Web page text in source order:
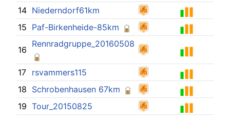
14 Niederndorf61km
15 Paf-Birkenheide-85km
16
Rennradgruppe_20160508
17 rsvammers115
18 Schrobenhausen 67km
19 Tour_20150825